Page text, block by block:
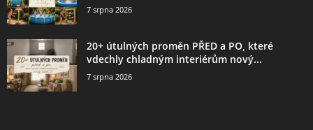
7 srpna 2026
20+ útulných proměn PŘED a PO, které
vdechly chladným interiérům nový...
7 srpna 2026